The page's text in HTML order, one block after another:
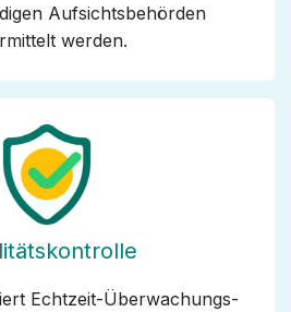
Aufsichtsbehörden
werden.
Echtzeit-Überwachungs-